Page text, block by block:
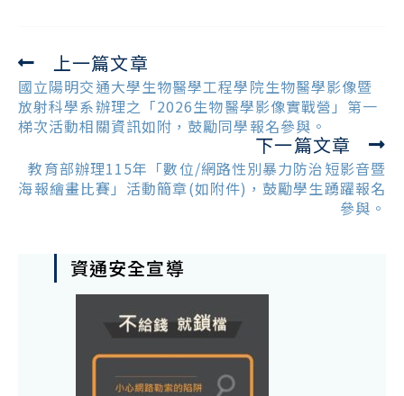
Read
more
articles
上一篇文章
國立陽明交通大學生物醫學工程學院生物醫學影像暨
放射科學系辦理之「2026生物醫學影像實戰營」第一
梯次活動相關資訊如附，鼓勵同學報名參與。
下一篇文章
教育部辦理115年「數位/網路性別暴力防治短影音暨
海報繪畫比賽」活動簡章(如附件)，鼓勵學生踴躍報名
參與。
資通安全宣導